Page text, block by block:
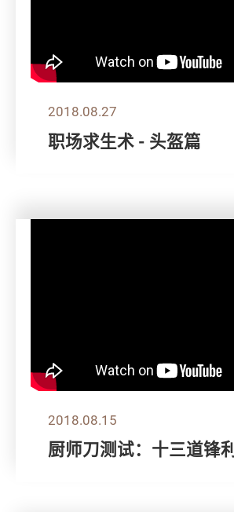
2018.08.27
职场求生术 - 头盔篇
2018.08.15
厨师刀测试：十三道锋利